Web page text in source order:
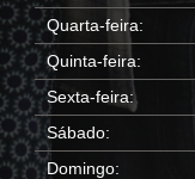
Quarta-feira:
Quinta-feira:
Sexta-feira:
Sábado:
Domingo: